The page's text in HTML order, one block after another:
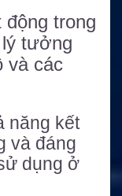
động trong
lý tưởng
và các
năng kết
và đáng
dụng ở